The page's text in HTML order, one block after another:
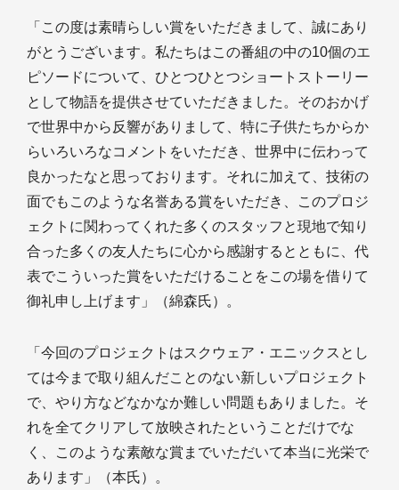
「この度は素晴らしい賞をいただきまして、誠にあり
がとうございます。私たちはこの番組の中の10個のエ
ピソードについて、ひとつひとつショートストーリー
として物語を提供させていただきました。そのおかげ
で世界中から反響がありまして、特に子供たちからか
らいろいろなコメントをいただき、世界中に伝わって
良かったなと思っております。それに加えて、技術の
面でもこのような名誉ある賞をいただき、このプロジ
ェクトに関わってくれた多くのスタッフと現地で知り
合った多くの友人たちに心から感謝するとともに、代
表でこういった賞をいただけることをこの場を借りて
御礼申し上げます」（綿森氏）。
「今回のプロジェクトはスクウェア・エニックスとし
ては今まで取り組んだことのない新しいプロジェクト
で、やり方などなかなか難しい問題もありました。そ
れを全てクリアして放映されたということだけでな
く、このような素敵な賞までいただいて本当に光栄で
あります」（本氏）。